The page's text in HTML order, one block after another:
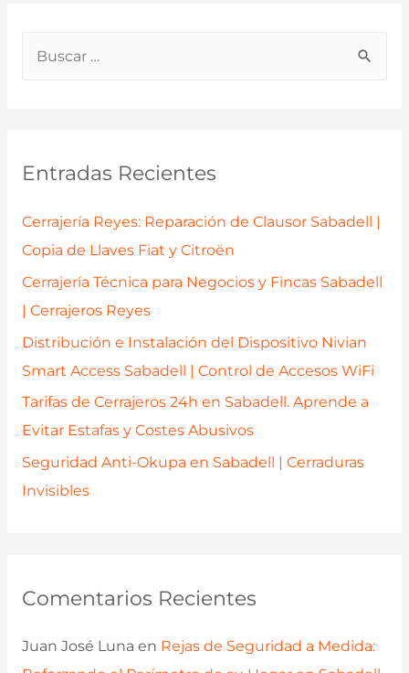
p
o
Entradas Recientes
Cerrajería Reyes: Reparación de Clausor Sabadell |
Copia de Llaves Fiat y Citroën
Cerrajería Técnica para Negocios y Fincas Sabadell
| Cerrajeros Reyes
Distribución e Instalación del Dispositivo Nivian
Smart Access Sabadell | Control de Accesos WiFi
Tarifas de Cerrajeros 24h en Sabadell. Aprende a
Evitar Estafas y Costes Abusivos
Seguridad Anti-Okupa en Sabadell | Cerraduras
Invisibles
Comentarios Recientes
Juan José Luna en Rejas de Seguridad a Medida: